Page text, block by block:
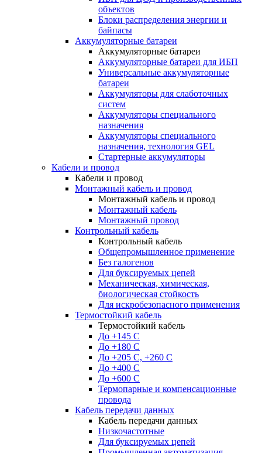
объектов
Блоки распределения энергии и
байпасы
Аккумуляторные батареи
Аккумуляторные батареи
Аккумуляторные батареи для ИБП
Универсальные аккумуляторные
батареи
Аккумуляторы для слаботочных
систем
Аккумуляторы специального
назначения
Аккумуляторы специального
назначения, технология GEL
Стартерные аккумуляторы
Кабели и провод
Кабели и провод
Монтажный кабель и провод
Монтажный кабель и провод
Монтажный кабель
Монтажный провод
Контрольный кабель
Контрольный кабель
Общепромышленное применение
Без галогенов
Для буксируемых цепей
Механическая, химическая,
биологическая стойкость
Для искробезопасного применения
Термостойкий кабель
Термостойкий кабель
До +145 С
До +180 C
До +205 С, +260 С
До +400 C
До +600 С
Термопарные и компенсационные
провода
Кабель передачи данных
Кабель передачи данных
Низкочастотные
Для буксируемых цепей